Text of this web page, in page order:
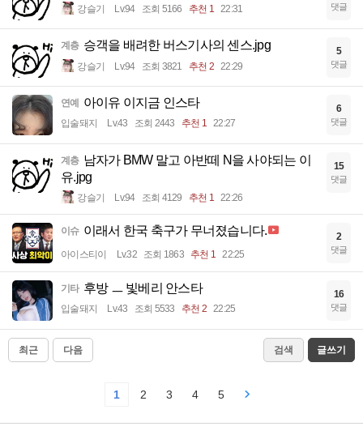
강슬기 Lv.94 조회 5166 추천 1 22:31 댓글
계층 승객을 배려한 버스기사의 센스.jpg
강슬기 Lv.94 조회 3821 추천 2 22:29
5
댓글
연예 아이유 이지금 인스타
입술돼지 Lv.43 조회 2443 추천 1 22:27
6
댓글
계층 남자가 BMW 말고 아반떼 N을 사야되는 이
유.jpg
강슬기 Lv.94 조회 4129 추천 1 22:26
15
댓글
이슈 이래서 한국 축구가 무너졌습니다.
아이스티이 Lv.32 조회 1863 추천 1 22:25
2
댓글
기타 후방 ㅡ 빛베리 안스타
입술돼지 Lv.43 조회 5533 추천 2 22:25
16
댓글
최근 다음 검색 글쓰기
1 2 3 4 5